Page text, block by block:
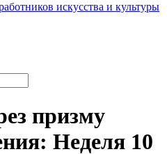
искусства и культуры
призму
Неделя 10